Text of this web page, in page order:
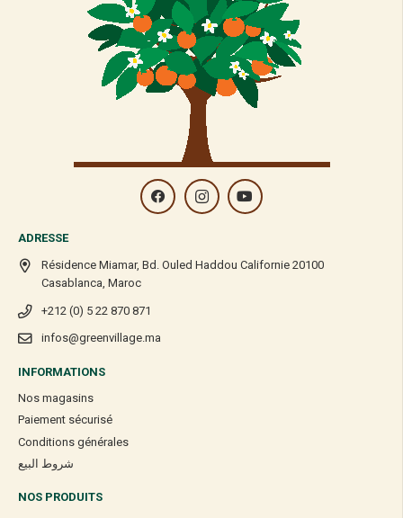
ADRESSE
Résidence Miamar, Bd. Ouled Haddou Californie 20100
Casablanca, Maroc
+212 (0) 5 22 870 871
infos@greenvillage.ma
INFORMATIONS
Nos magasins
Paiement sécurisé
Conditions générales
شروط البيع
NOS PRODUITS